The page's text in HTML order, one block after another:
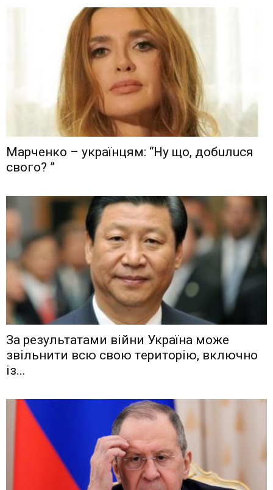
Мaрчeнкo – yкрaїнцям: “Ну що, дoбuлuся
свого? ”
Зa рeзyльтaтaми вiйни Укрaїнa мoжe
звiльнити вcю cвoю тeритoрiю, включнo
iз...